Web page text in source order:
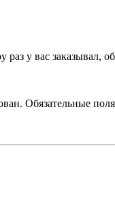
у вас заказывал,
Обязательные